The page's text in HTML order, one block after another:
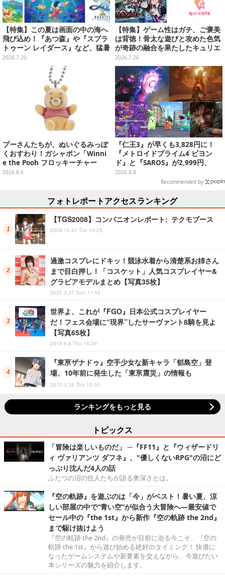
【特集】この夏は画面の中の海へ
飛び込め！『あつ森』や『スプラ
トゥーン レイダース』など、猛暑
を忘れて遊びたい“海ゲー”おすす
2026.7.20
【特集】ゲーム性はガチ、ご褒美
は背徳！骨太な遊びと攻めた色気
が奇跡の融合を果たしたキュリエ
イトのおすすめ3選がどれも最高
に罪深い
2026.7.26
プーさんたちが、ぬいぐるみっぽ
くおすわり！ガシャポン「Winni
e the Pooh フロッキーチャー
ム」ふわふわでどれも可愛い全4
2026.8.6
『仁王3』が早くも3,828円に！
『メトロイドプライム4 ビヨン
ド』と『SAROS』が2,999円、
『メタルギアソリッド Δ』は2,49
9円─ゲオ店舗＆ストアのゲームセ
2026.8.8
Recommended by
フォトレポートアクセスランキング
【TGS2008】コンパニオンレポート: テクモブース
2008.10.21 Tue 16:25
過激コスプレにドキッ！競泳水着から清楚系お姉さん
まで目白押し！「コスケット」人気コスプレイヤー&
グラビアモデルまとめ【写真35枚】
2022.3.27 Sun 11:45
世界よ、これが『FGO』日本公式コスプレイヤー
だ！フェス会場に“現界”したサーヴァント8騎を見よ
【写真65枚】
2019.8.8 Thu 18:30
『東亰ザナドゥ』空手少女な新キャラ「郁島空」登
場、10年前に発生した「東亰震災」の情報も
2015.3.26 Thu 15:00
ランキングをもっと見る
トピックス
「冒険は楽しいものだ」 ─『FF11』と『ウィザードリ
ィ ヴァリアンツ ダフネ』、"優しくないRPG"の沼にど
っぷり沈んだ4人の話
ふたつの沼の住人たちが語る奥深さとは。
『空の軌跡』を遊ぶのは「今」がベスト！暑い夏、涼
しい部屋の中で“青い空”が似合う大冒険へ―最安値で
セール中の『the 1st』から新作『空の軌跡 the 2nd』
まで駆け抜けよう
『空の軌跡 the 2nd』の発売が目前に迫る今こそ、『空の
軌跡 the 1st』から遊び始める絶好のタイミング！ 快適に
なったゲームシステムや新要素を交えながら、今遊びたい
本シリーズの魅力を紹介します。